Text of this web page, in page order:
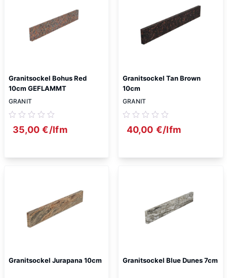
Granitsockel Bohus Red
10cm GEFLAMMT
GRANIT
35,00 €/lfm
Granitsockel Tan Brown
10cm
GRANIT
40,00 €/lfm
Granitsockel Jurapana 10cm Granitsockel Blue Dunes 7cm